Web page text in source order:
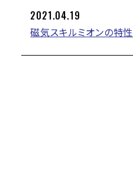
2021.04.19
磁気スキルミオンの